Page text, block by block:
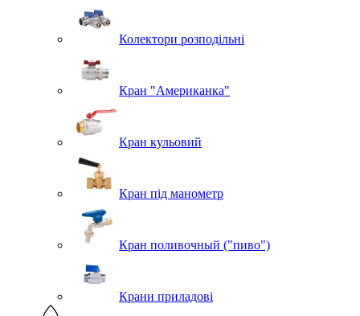
Колектори розподільні
Кран "Американка"
Кран кульовий
Кран під манометр
Кран поливочный ("пиво")
Крани приладові